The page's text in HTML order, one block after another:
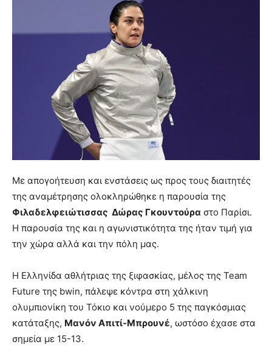
Με απογοήτευση και ενστάσεις ως προς τους διαιτητές
της αναμέτρησης ολοκληρώθηκε η παρουσία της
Φιλαδελφειώτισσας Δώρας Γκουντούρα στο Παρίσι.
Η παρουσία της και η αγωνιστικότητα της ήταν τιμή για
την χώρα αλλά και την πόλη μας.
Η Ελληνίδα αθλήτριας της ξιφασκίας, μέλος της Team
Future της bwin, πάλεψε κόντρα στη χάλκινη
ολυμπιονίκη του Τόκιο και νούμερο 5 της παγκόσμιας
κατάταξης, Μανόν Απιτί-Μπρουνέ, ωστόσο έχασε στα
σημεία με 15-13.